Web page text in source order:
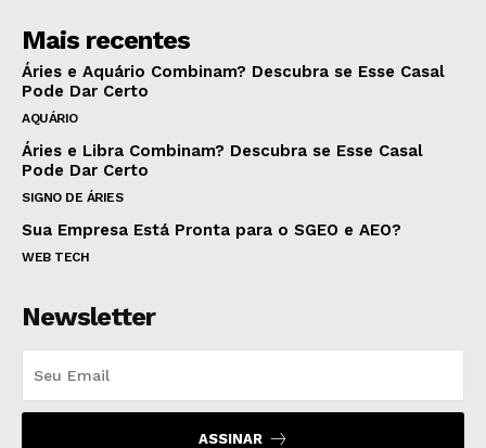
Mais recentes
Áries e Aquário Combinam? Descubra se Esse Casal
Pode Dar Certo
AQUÁRIO
Áries e Libra Combinam? Descubra se Esse Casal
Pode Dar Certo
SIGNO DE ÁRIES
Sua Empresa Está Pronta para o SGEO e AEO?
WEB TECH
Newsletter
ASSINAR